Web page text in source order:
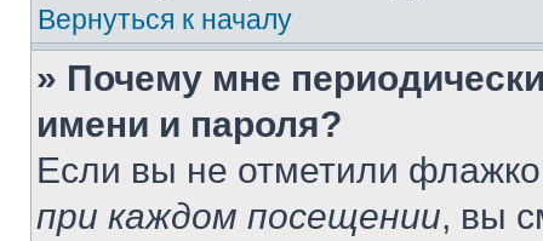
Вернуться к началу
» Почему мне
имени и пароля?
Если вы не отметили
при каждом посещении, вы